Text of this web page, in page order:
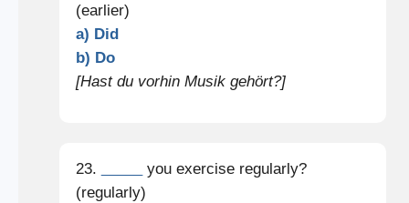
(earlier)
a) Did
b) Do
[Hast du vorhin Musik gehört?]
23.
you exercise regularly?
(regularly)